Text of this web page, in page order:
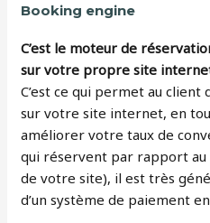
Booking engine
C’est le moteur de
sur votre propre site
C’est ce qui permet au
sur votre site internet, en
améliorer votre taux de
qui réservent par rapport
de votre site), il est très
d’un système de paiement